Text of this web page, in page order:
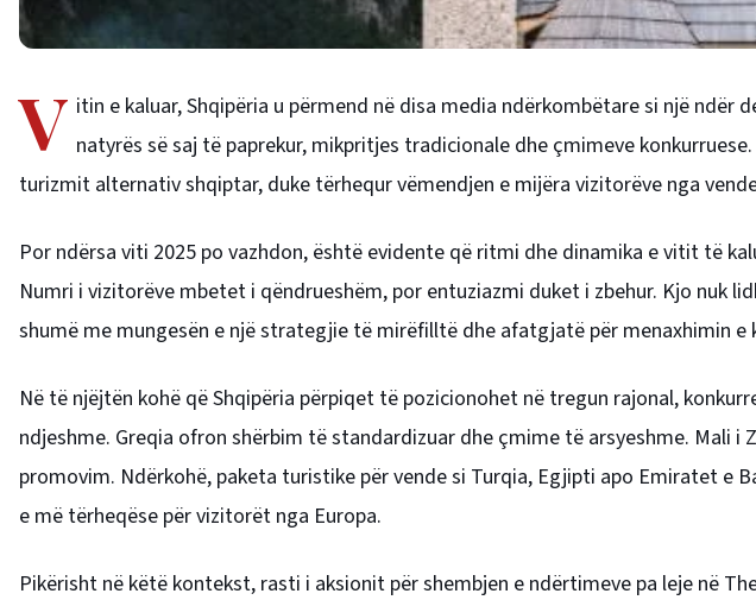
V itin e kaluar, Shqipëria u përmend në disa media ndërkombëtare si një
natyrës së saj të paprekur, mikpritjes tradicionale dhe çmimeve
turizmit alternativ shqiptar, duke tërhequr vëmendjen e mijëra vizitorëve nga
Por ndërsa viti 2025 po vazhdon, është evidente që ritmi dhe dinamika e vitit të
Numri i vizitorëve mbetet i qëndrueshëm, por entuziazmi duket i zbehur. Kjo nuk
shumë me mungesën e një strategjie të mirëfilltë dhe afatgjatë për menaxhimin e
Në të njëjtën kohë që Shqipëria përpiqet të pozicionohet në tregun rajonal,
ndjeshme. Greqia ofron shërbim të standardizuar dhe çmime të arsyeshme. Mali i
promovim. Ndërkohë, paketa turistike për vende si Turqia, Egjipti apo Emiratet e
e më tërheqëse për vizitorët nga Europa.
Pikërisht në këtë kontekst, rasti i aksionit për shembjen e ndërtimeve pa leje në